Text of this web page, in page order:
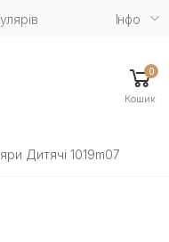
Iнфо
0
Кошик
Дитячі 1019m07